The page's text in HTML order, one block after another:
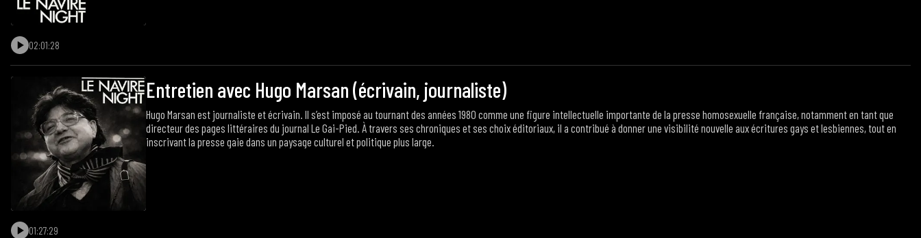
02:01:28
Entretien avec Hugo Marsan (écrivain, journaliste)
Hugo Marsan est journaliste et écrivain. Il s’est imposé au tournant des années 1980 comme une figure intellectuelle importante de la presse homosexuelle française, notamment en tant que
directeur des pages littéraires du journal Le Gai-Pied. À travers ses chroniques et ses choix éditoriaux, il a contribué à donner une visibilité nouvelle aux écritures gays et lesbiennes, tout en
inscrivant la presse gaie dans un paysage culturel et politique plus large.
01:27:29